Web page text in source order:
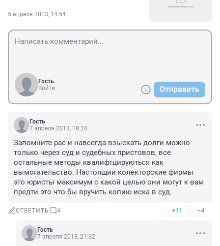
5 апреля 2013, 14:54
Гость
Войти
Отправить
Гость
7 апреля 2013, 18:24
Запомните рас и навсегда взыскать долги можно
только через суд и судебных пристовов, все
остальные методы квалифтцируються как
вымогательство. Настоящии колекторские фирмы
это юристы максимум с какой целью они могут к вам
предти это что бы вручить копию иска в суд.
ОТВЕТИТЬ 4 +11 –4
Гость
7 апреля 2013, 21:32